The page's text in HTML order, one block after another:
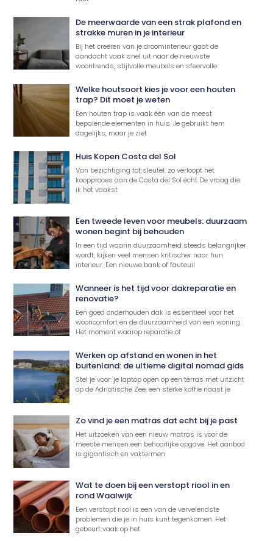
De meerwaarde van een strak plafond en
strakke muren in je interieur
Bij het creëren van je droominterieur gaat de
aandacht vaak snel uit naar de nieuwste
woontrends, stijlvolle meubels en sfeervolle
Welke houtsoort kies je voor een houten
trap? Dit moet je weten
Een houten trap is vaak één van de meest
bepalende elementen in huis. Je gebruikt hem
dagelijks, maar je ziet
Huis Kopen Costa del Sol
Van bezichtiging tot sleutel: zo verloopt het
koopproces aan de Costa del Sol écht De vraag die
ik het vaakst
Een tweede leven voor meubels: duurzaam
wonen begint bij behouden
In een tijd waarin duurzaamheid steeds belangrijker
wordt, kijken veel mensen kritischer naar hun
interieur. Een nieuwe bank of fauteuil
Wanneer is het tijd voor dakreparatie en
renovatie?
Een goed onderhouden dak is essentieel voor het
wooncomfort en de duurzaamheid van een woning.
Het moment waarop reparatie of
Werken op afstand en wonen in het
buitenland: de ultieme digital nomad gids
Stel je voor: je laptop open op een terras met uitzicht
op de Adriatische Zee, een sterke koffie naast je
Zo vind je een matras dat echt bij je past
Het uitzoeken van een nieuw matras is voor de
meeste mensen een behoorlijke opgave. Het aanbod
is gigantisch en vaktermen
Wat te doen bij een verstopt riool in en
rond Waalwijk
Een verstopt riool is een van de vervelendste
problemen die je in huis kunt tegenkomen. Het
gebeurt vaak op het